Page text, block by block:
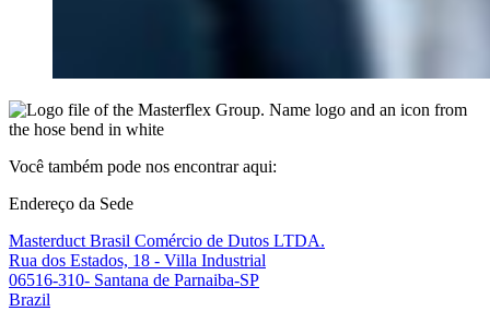
Você também pode nos encontrar aqui:
Endereço da Sede
Masterduct Brasil Comércio de Dutos LTDA.
Rua dos Estados, 18 - Villa Industrial
06516-310- Santana de Parnaiba-SP
Brazil